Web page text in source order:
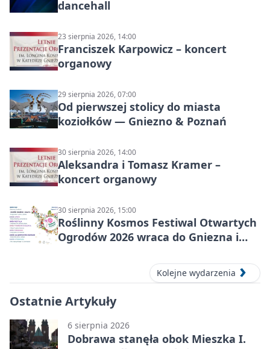
dancehall
23 sierpnia 2026, 14:00
Franciszek Karpowicz – koncert
organowy
29 sierpnia 2026, 07:00
Od pierwszej stolicy do miasta
koziołków — Gniezno & Poznań
30 sierpnia 2026, 14:00
Aleksandra i Tomasz Kramer –
koncert organowy
30 sierpnia 2026, 15:00
Roślinny Kosmos Festiwal Otwartych
Ogrodów 2026 wraca do Gniezna i
Kolejne wydarzenia
Ostatnie Artykuły
6 sierpnia 2026
Dobrawa stanęła obok Mieszka I.